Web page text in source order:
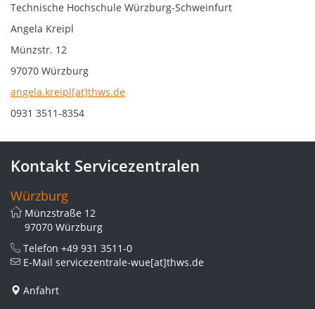
Technische Hochschule Würzburg-Schweinfurt
Angela Kreipl
Münzstr. 12
97070 Würzburg
angela.kreipl[at]thws.de
0931 3511-8354
Kontakt Servicezentralen
Würzburg
Münzstraße 12
97070 Würzburg
Telefon +49 931 3511-0
E-Mail servicezentrale-wue[at]thws.de
Anfahrt